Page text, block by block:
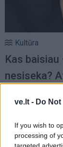
ve.lt - Do
If you wish to
processing of
targeted
Kultūra
Kas baisiau
nesiseka?
jaunimo
(1)